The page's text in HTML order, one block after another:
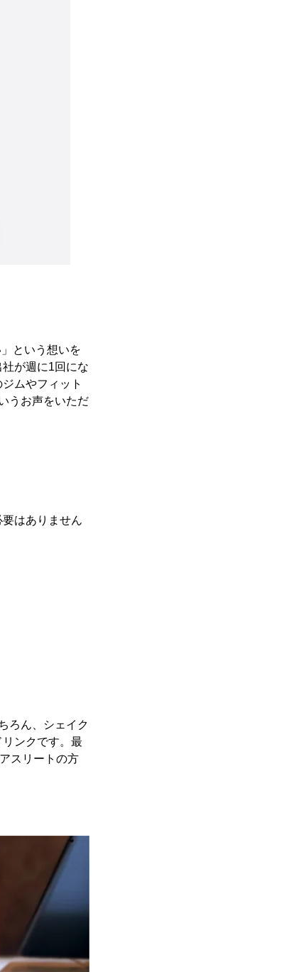
という想いを
が週に1回にな
ムやフィット
うお声をいただ
はありません
ろん、シェイク
ンクです。最
スリートの方